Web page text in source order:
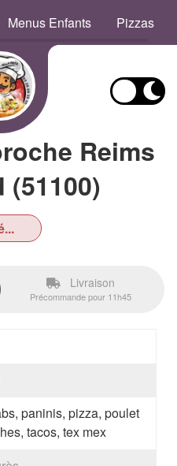
Menus Enfants Pizzas
Reims
(51100)
Livraison
Précommande pour 11h45
paninis, pizza, poulet
tacos, tex mex